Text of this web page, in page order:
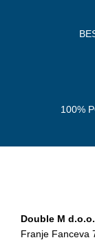
100%
Double M d.o.o.
Franje Fanceva